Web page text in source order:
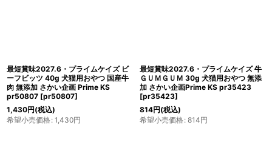
最短賞味2027.7・プライムケイズ カ
ルシウム村の恋人たち ボーロ 200g
犬猫用おやつ 国産 無添加 さかい企画
Prime KS pr32220 [
1,584円(税込)
希望小売価格: 1,584円
最短賞味2027.6・プライムケイズ ご
ほうびプチせん 20g 犬猫用おやつ さ
かい企画 Prime KS pr21449
[pr21449]
330円(税込)
希望小売価格: 330円